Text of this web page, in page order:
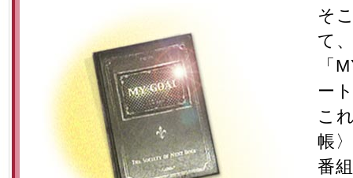
そ
て
「
ー
こ
帳
番